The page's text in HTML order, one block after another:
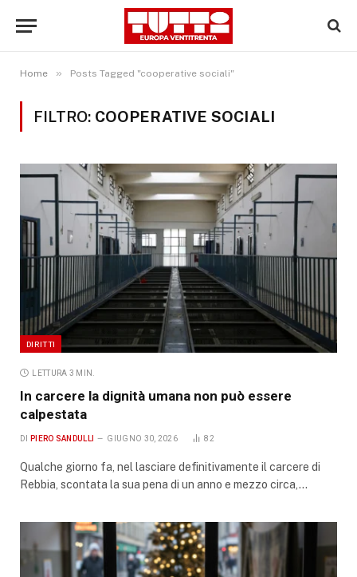
Home » Posts Tagged "cooperative sociali"
FILTRO: COOPERATIVE SOCIALI
DIRITTI
LETTURA 3 MIN.
In carcere la dignità umana non può essere
calpestata
DI PIERO SANDULLI GIUGNO 30, 2026 82
Qualche giorno fa, nel lasciare definitivamente il carcere di
Rebbia, scontata la sua pena di un anno e mezzo circa,…